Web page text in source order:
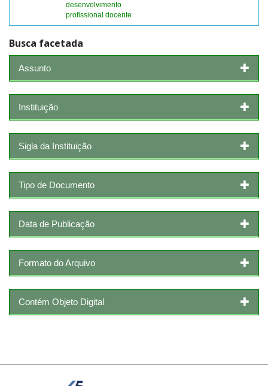
desenvolvimento
profissional docente
Busca facetada
Assunto
Instituição
Sigla da Instituição
Tipo de Documento
Data de Publicação
Formato do Arquivo
Contém Objeto Digital